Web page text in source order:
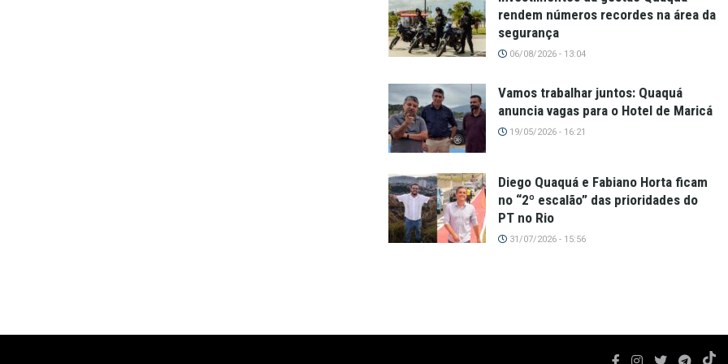
rendem números recordes na área da
segurança
06/08/2026 - 13:04
Vamos trabalhar juntos: Quaquá
anuncia vagas para o Hotel de Maricá
19/05/2026 - 16:21
Diego Quaquá e Fabiano Horta ficam
no “2º escalão” das prioridades do
PT no Rio
31/07/2026 - 15:56